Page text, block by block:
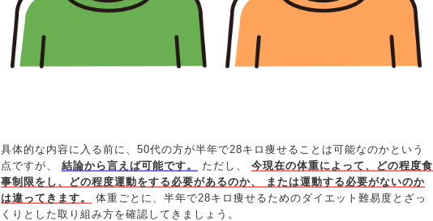
具体的な内容に入る前に、50代の方が半年で28キロ痩せることは可能なのかという
点ですが、 結論から言えば可能です。 ただし、 今現在の体重によって、どの程度食
事制限をし、どの程度運動をする必要があるのか、 または運動する必要がないのか
は違ってきます。
体重ごとに、半年で28キロ痩せるためのダイエット難易度とざっ
くりとした取り組み方を確認してきましょう。